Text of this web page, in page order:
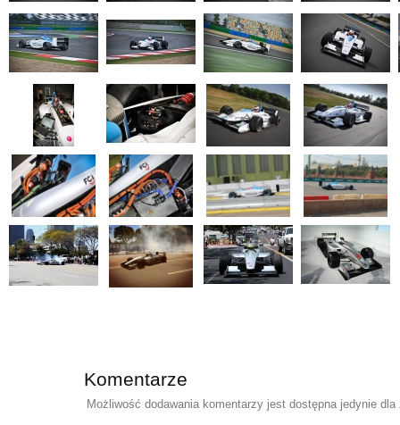
Komentarze
Możliwość dodawania komentarzy jest dostępna jedynie